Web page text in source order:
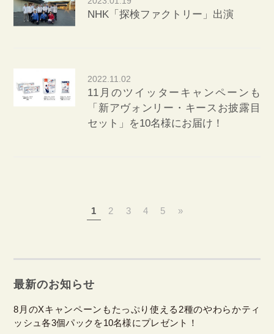
NHK「探検ファクトリー」出演
2022.11.02
11月のツイッターキャンペーンも
「新アヴォンリー・キースお披露目
セット」を10名様にお届け！
1 2 3 4 5 »
最新のお知らせ
8月のXキャンペーンもたっぷり使える2種のやわらかティ
ッシュ各3個パックを10名様にプレゼント！